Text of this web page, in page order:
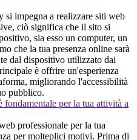
si impegna a realizzare siti web
ciò significa che il sito si
sia esso un computer, un
che la tua presenza online sarà
dal dispositivo utilizzato dai
è offrire un'esperienza
migliorando l'accessibilità
pubblico.
fondamentale per la tua attività a
professionale per la tua
per molteplici motivi. Prima di